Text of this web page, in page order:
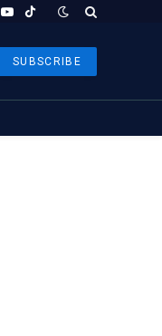
YouTubeTikTok
SUBSCRIBE